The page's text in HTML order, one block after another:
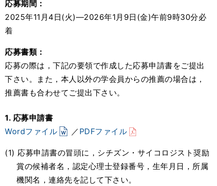
応募期間：
2025年11月4日(火)―2026年1月9日(金)午前9時30分必
着
応募書類：
応募の際は，下記の要領で作成した応募申請書をご提出
下さい。また，本人以外の学会員からの推薦の場合は，
推薦書も合わせてご提出下さい。
1. 応募申請書
Wordファイル
／ PDFファイル
(1) 応募申請書の冒頭に，シチズン・サイコロジスト奨励
賞の候補者名，認定心理士登録番号，生年月日，所属
機関名，連絡先を記して下さい。